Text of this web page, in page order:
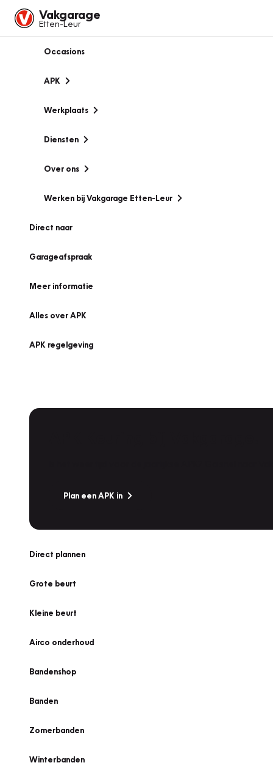
Vakgarage
Etten-Leur
Occasions
APK
Werkplaats
Diensten
Over ons
Werken bij Vakgarage Etten-Leur
Direct naar
Garageafspraak
Meer informatie
Alles over APK
APK regelgeving
Plan een APK in
Direct plannen
Grote beurt
Kleine beurt
Airco onderhoud
Bandenshop
Banden
Zomerbanden
Winterbanden